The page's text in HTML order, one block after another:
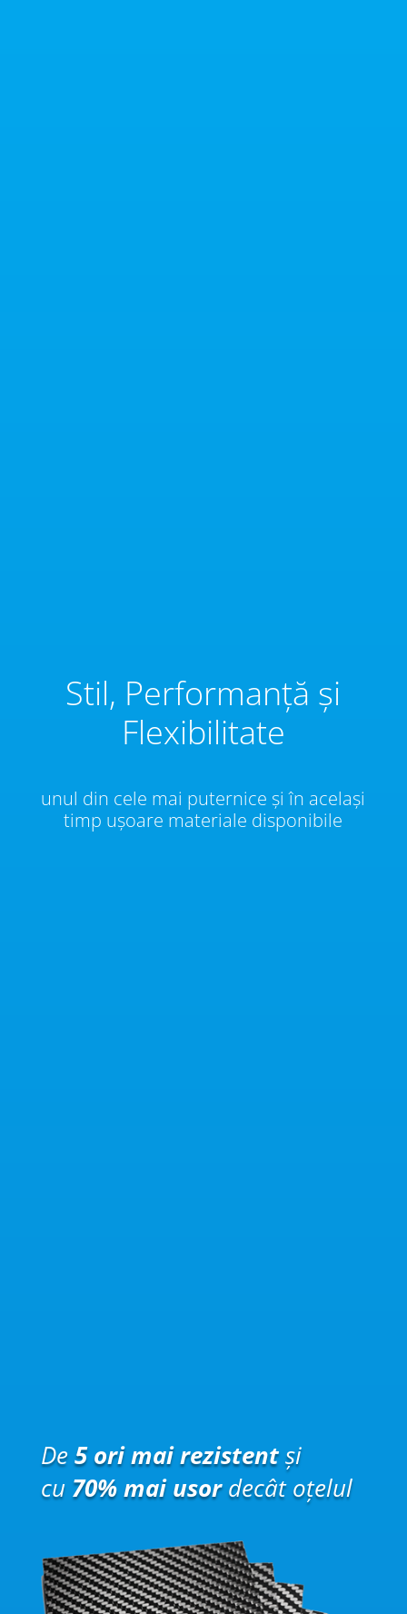
Stil, Performanță și
Flexibilitate
unul din cele mai puternice și în același
timp ușoare materiale disponibile
De5 ori mai rezistentși
cu 70% mai usordecât oțelul